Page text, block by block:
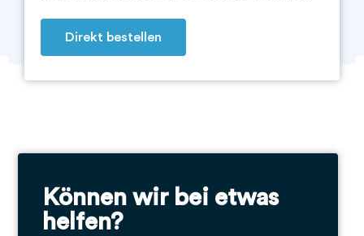
Direkt bestellen
Können wir bei etwas
helfen?